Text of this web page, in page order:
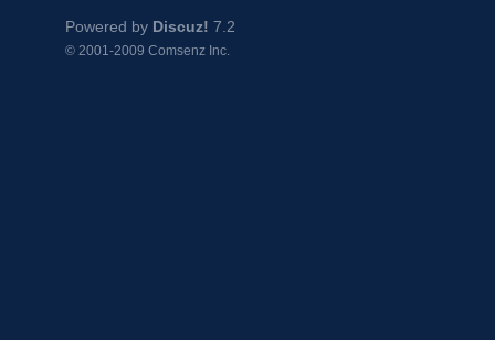
Powered by Discuz! 7.2
© 2001-2009 Comsenz Inc.